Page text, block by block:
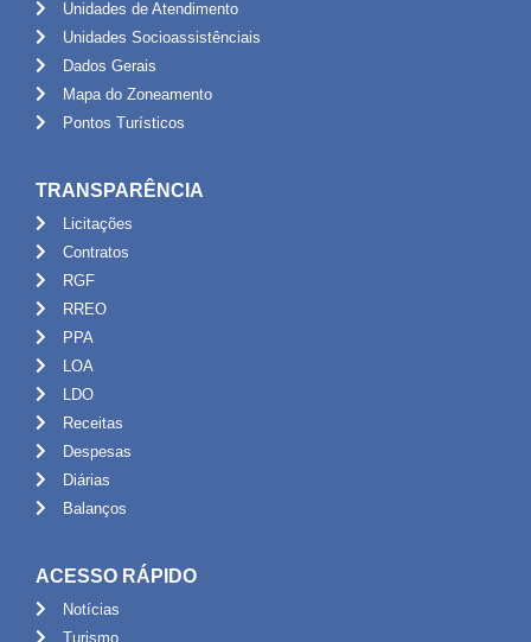
Unidades de Atendimento
Unidades Socioassistênciais
Dados Gerais
Mapa do Zoneamento
Pontos Turísticos
TRANSPARÊNCIA
Licitações
Contratos
RGF
RREO
PPA
LOA
LDO
Receitas
Despesas
Diárias
Balanços
ACESSO RÁPIDO
Notícias
Turismo